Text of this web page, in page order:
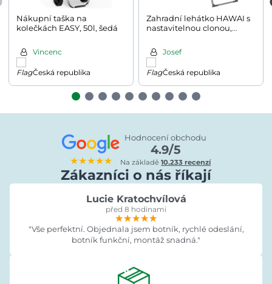
Nákupní taška na
kolečkách EASY, 50l, šedá
Vincenc
Česká republika
Zahradní lehátko HAWAI s
nastavitelnou clonou,
Josef
Česká republika
★★★★★
Hodnocení obchodu
4.9/5
Na základě10.233 recenzí
Zákazníci o nás říkají
Lucie Kratochvílová
před 8 hodinami
★★★★★
★★★★★
★★★★★
"Vše perfektní. Objednala jsem botník, rychlé odeslání,
botník funkční, montáž snadná."